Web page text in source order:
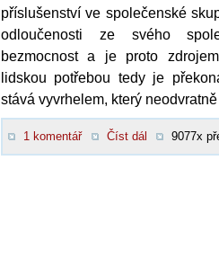
příslušenství ve společenské
odloučenosti ze svého
bezmocnost a je proto
lidskou potřebou tedy je
stává vyvrhelem, který
1 komentář Číst dál 9077x